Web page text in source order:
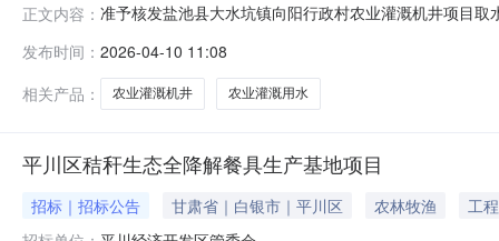
正文内容： 准予核发盐池县大水坑镇向阳行政村农业灌溉机井项目
发布时间： 2026-04-10 11:08
相关产品：
农业灌溉机井 农业灌溉用水
平川区秸秆生态全降解餐具生产基地项目
招标｜招标公告 甘肃省｜白银市｜平川区 农林牧渔
工程